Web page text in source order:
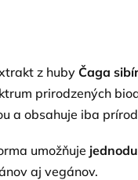
z huby Čaga
prirodzených
a obsahuje iba
umožňuje
aj vegánov.